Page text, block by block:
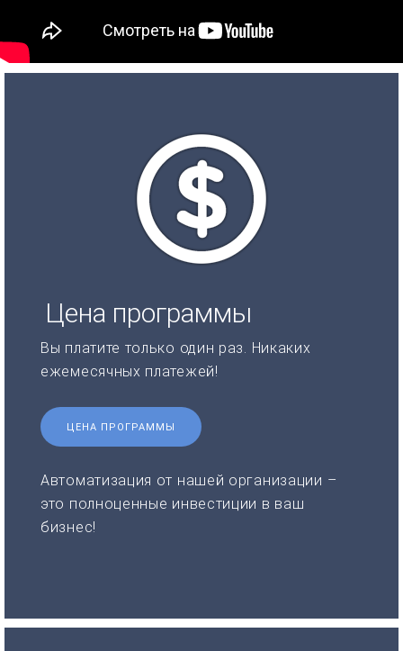
Цена программы
Вы платите только один раз. Никаких
ежемесячных платежей!
ЦЕНА ПРОГРАММЫ
Автоматизация от нашей организации –
это полноценные инвестиции в ваш
бизнес!